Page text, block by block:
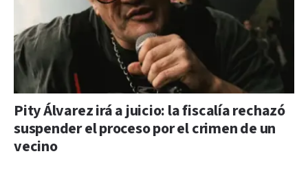
Pity Álvarez irá a juicio: la fiscalía rechazó
suspender el proceso por el crimen de un
vecino